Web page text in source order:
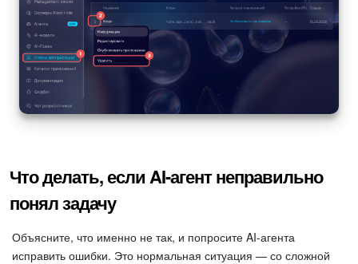
Что делать, если AI-агент неправильно
понял задачу
Объясните, что именно не так, и попросите AI-агента
исправить ошибки. Это нормальная ситуация — со сложной